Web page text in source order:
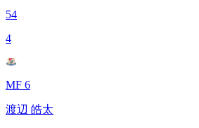
54
4
MF 6
渡辺 皓太